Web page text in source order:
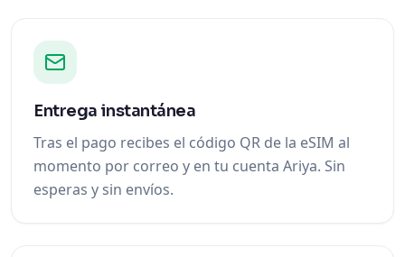
Entrega instantánea
Tras el pago recibes el código QR de la eSIM al
momento por correo y en tu cuenta Ariya. Sin
esperas y sin envíos.